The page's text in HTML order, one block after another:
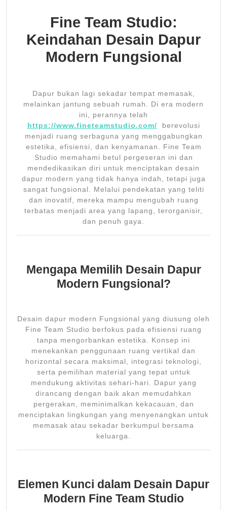
Dapur
Fine Team Studio:
Keindahan Desain Dapur
Modern Fungsional
Dapur bukan lagi sekadar tempat memasak,
melainkan jantung sebuah rumah. Di era modern
ini, perannya telah
https://www.fineteamstudio.com/ berevolusi
menjadi ruang serbaguna yang menggabungkan
estetika, efisiensi, dan kenyamanan. Fine Team
Studio memahami betul pergeseran ini dan
mendedikasikan diri untuk menciptakan desain
dapur modern yang tidak hanya indah, tetapi juga
sangat fungsional. Melalui pendekatan yang teliti
dan inovatif, mereka mampu mengubah ruang
terbatas menjadi area yang lapang, terorganisir,
dan penuh gaya.
Mengapa Memilih Desain Dapur
Modern Fungsional?
Desain dapur modern Fungsional yang diusung oleh
Fine Team Studio berfokus pada efisiensi ruang
tanpa mengorbankan estetika. Konsep ini
menekankan penggunaan ruang vertikal dan
horizontal secara maksimal, integrasi teknologi,
serta pemilihan material yang tepat untuk
mendukung aktivitas sehari-hari. Dapur yang
dirancang dengan baik akan memudahkan
pergerakan, meminimalkan kekacauan, dan
menciptakan lingkungan yang menyenangkan untuk
memasak atau sekadar berkumpul bersama
keluarga.
Elemen Kunci dalam Desain Dapur
Modern Fine Team Studio